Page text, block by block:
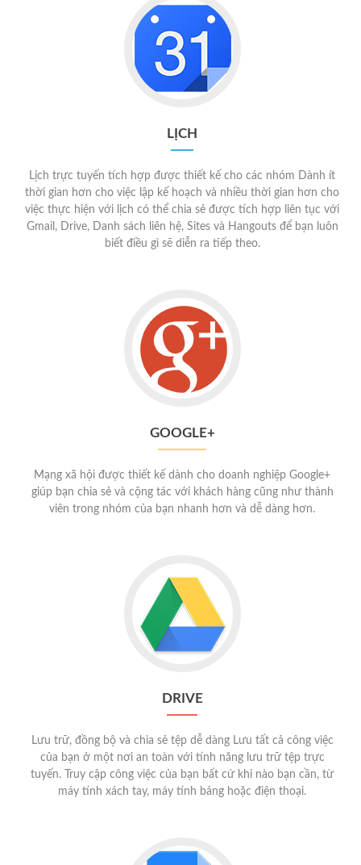
LỊCH
Lịch trực tuyến tích hợp được thiết kế cho các nhóm Dành ít
thời gian hơn cho việc lập kế hoạch và nhiều thời gian hơn cho
việc thực hiện với lịch có thể chia sẻ được tích hợp liên tục với
Gmail, Drive, Danh sách liên hệ, Sites và Hangouts để bạn luôn
biết điều gì sẽ diễn ra tiếp theo.
GOOGLE+
Mạng xã hội được thiết kế dành cho doanh nghiệp Google+
giúp bạn chia sẻ và cộng tác với khách hàng cũng như thành
viên trong nhóm của bạn nhanh hơn và dễ dàng hơn.
DRIVE
Lưu trữ, đồng bộ và chia sẻ tệp dễ dàng Lưu tất cả công việc
của bạn ở một nơi an toàn với tính năng lưu trữ tệp trực
tuyến. Truy cập công việc của bạn bất cứ khi nào bạn cần, từ
máy tính xách tay, máy tính bảng hoặc điện thoại.